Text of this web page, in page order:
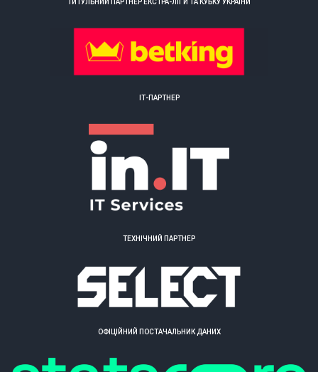
ТИТУЛЬНИЙ ПАРТНЕР ЕКСТРА-ЛІГИ ТА КУБКУ УКРАЇНИ
ІТ-ПАРТНЕР
ТЕХНІЧНИЙ ПАРТНЕР
ОФІЦІЙНИЙ ПОСТАЧАЛЬНИК ДАНИХ